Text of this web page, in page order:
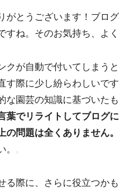
がとうございます！ブロ
すね。そのお気持ち、よく
クが自動で付いてしまう
す際に少し紛らわしいで
な園芸の知識に基づいたも
葉でリライトしてブログ
の問題は全くありません。
。
る際に、さらに役立つか